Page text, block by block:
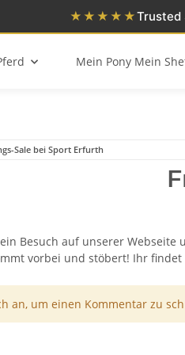
★★★★★Trusted
Mein Pony Mein
Sale bei Sport Erfurth
Besuch auf unserer Webseite
vorbei und stöbert! Ihr
an, um einen Kommentar zu